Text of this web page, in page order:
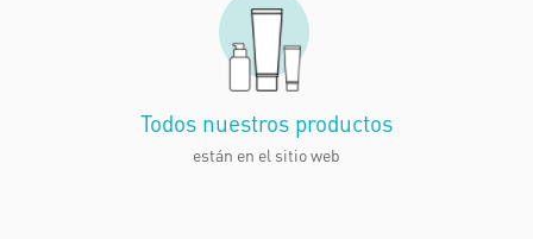
Todos nuestros productos
están en el sitio web